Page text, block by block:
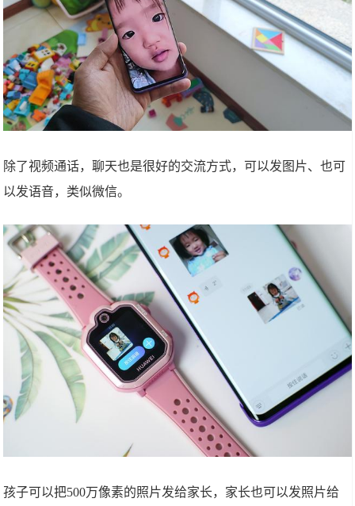
除了视频通话，聊天也是很好的交流方式，可以发图片、也可
以发语音，类似微信。
孩子可以把500万像素的照片发给家长，家长也可以发照片给